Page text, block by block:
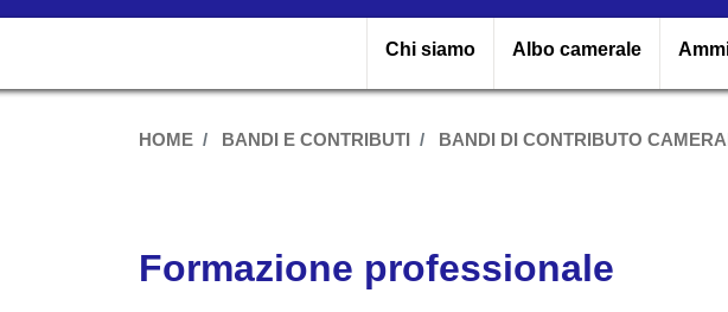
Chi siamo Albo camerale
HOME BANDI E CONTRIBUTI BANDI DI CONTRIBUTO
Formazione professionale